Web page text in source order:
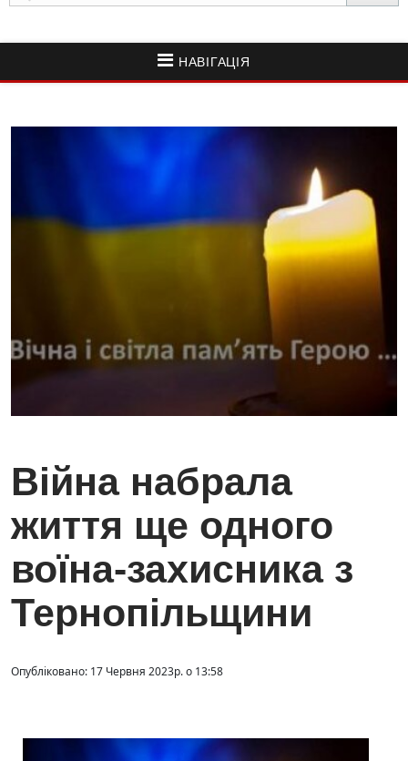
НАВІГАЦІЯ
Війна набрала
життя ще одного
воїна-захисника з
Тернопільщини
Опубліковано: 17 Червня 2023р. о 13:58